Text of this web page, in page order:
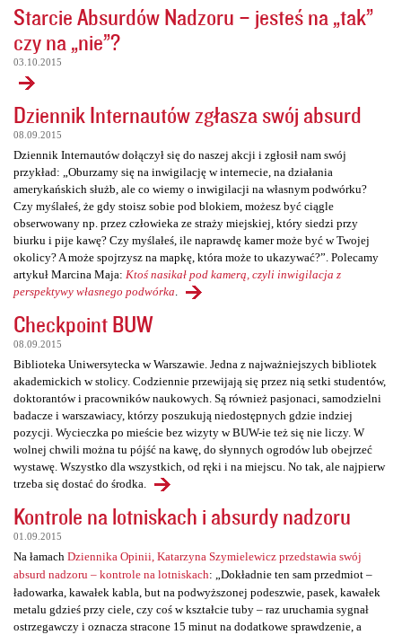
Starcie Absurdów Nadzoru – jesteś na „tak”
czy na „nie”?
03.10.2015
Dziennik Internautów zgłasza swój absurd
08.09.2015
Dziennik Internautów dołączył się do naszej akcji i zgłosił nam swój
przykład: „Oburzamy się na inwigilację w internecie, na działania
amerykańskich służb, ale co wiemy o inwigilacji na własnym podwórku?
Czy myślałeś, że gdy stoisz sobie pod blokiem, możesz być ciągle
obserwowany np. przez człowieka ze straży miejskiej, który siedzi przy
biurku i pije kawę? Czy myślałeś, ile naprawdę kamer może być w Twojej
okolicy? A może spojrzysz na mapkę, która może to ukazywać?”. Polecamy
artykuł Marcina Maja: Ktoś nasikał pod kamerą, czyli inwigilacja z
perspektywy własnego podwórka
Checkpoint BUW
08.09.2015
Biblioteka Uniwersytecka w Warszawie. Jedna z najważniejszych bibliotek
akademickich w stolicy. Codziennie przewijają się przez nią setki studentów,
doktorantów i pracowników naukowych. Są również pasjonaci, samodzielni
badacze i warszawiacy, którzy poszukują niedostępnych gdzie indziej
pozycji. Wycieczka po mieście bez wizyty w BUW-ie też się nie liczy. W
wolnej chwili można tu pójść na kawę, do słynnych ogrodów lub obejrzeć
wystawę. Wszystko dla wszystkich, od ręki i na miejscu. No tak, ale najpierw
trzeba się dostać do środka.
Kontrole na lotniskach i absurdy nadzoru
01.09.2015
Na łamach Dziennika Opinii, Katarzyna Szymielewicz przedstawia swój
absurd nadzoru – kontrole na lotniskach: „Dokładnie ten sam przedmiot –
ładowarka, kawałek kabla, but na podwyższonej podeszwie, pasek, kawałek
metalu gdzieś przy ciele, czy coś w kształcie tuby – raz uruchamia sygnał
ostrzegawczy i oznacza stracone 15 minut na dodatkowe sprawdzenie, a